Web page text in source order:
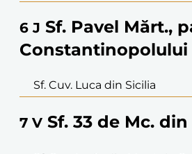
6 J Sf. Pavel Mărt.,
Constantinopolului
Sf. Cuv. Luca din Sicilia
7 V Sf. 33 de Mc.